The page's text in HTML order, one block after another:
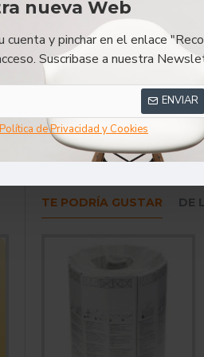
nueva Web
y pinchar en el enlace
Suscribase a nuestra
ENVIAR
Política de Privacidad y Cookies
RESEÑAS
TE PODRÍA GUSTAR DE